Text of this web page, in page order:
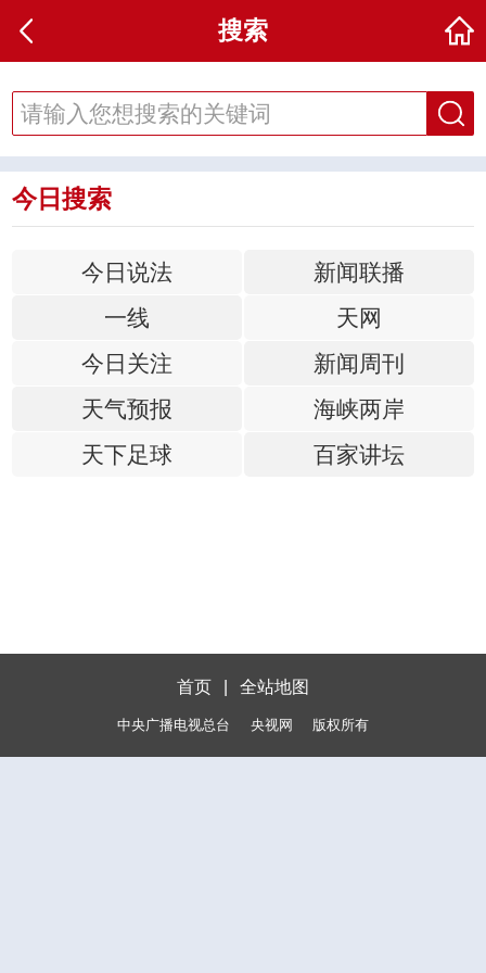
搜索
今日搜索
今日说法
新闻联播
一线
天网
今日关注
新闻周刊
天气预报
海峡两岸
天下足球
百家讲坛
首页 全站地图
中央广播电视总台 央视网 版权所有